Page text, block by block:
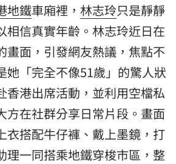
地鐵車廂裡， 林志玲只是靜靜
相信真實年齡。林志玲近日在
畫面，引發網友熱議，焦點不
她「完全不像51歲」的驚人狀
香港出席活動，並利用空檔私
方在社群分享日常片段。畫面
衣搭配牛仔褲、戴上墨鏡，打
理一同搭乘地鐵穿梭市區，整